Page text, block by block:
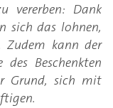
vererben: Dank
sich das lohnen,
Zudem kann der
Beschenkten
Grund, sich mit